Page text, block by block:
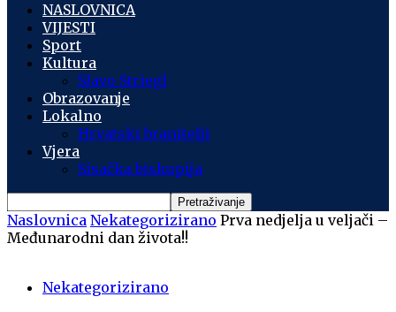
NASLOVNICA
VIJESTI
Sport
Kultura
Slavo Striegl
Obrazovanje
Lokalno
Hrvatski branitelji
Vjera
Sisačka biskupija
Naslovnica Nekategorizirano Prva nedjelja u veljači –
Međunarodni dan života!!
Nekategorizirano